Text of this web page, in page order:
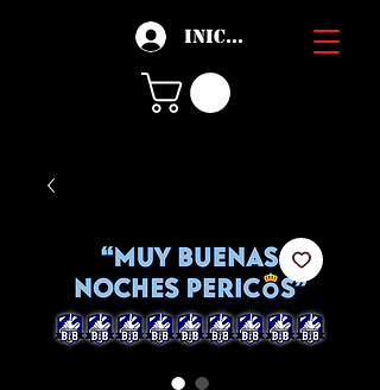
Iniciar sesión